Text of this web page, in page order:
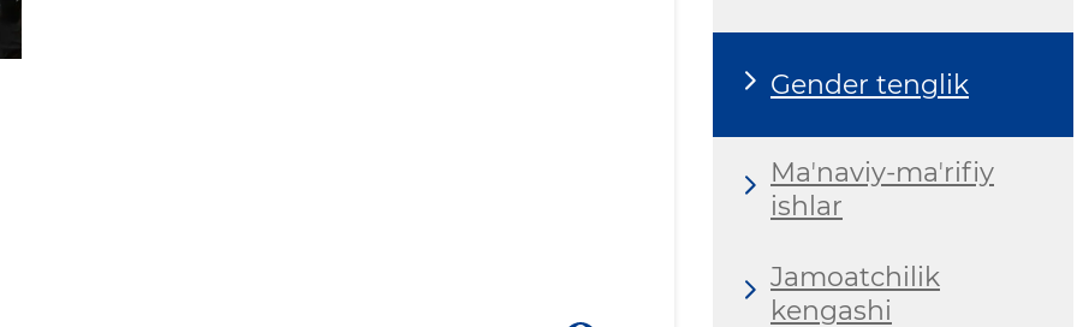
Gender tenglik
Maʼnaviy-maʼrifiy
ishlar
Jamoatchilik
kengashi